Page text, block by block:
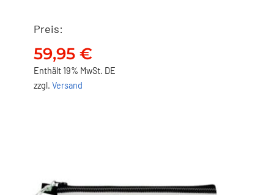
59,95
Preis:
59,95 €
Enthält 19% MwSt. DE
zzgl. Versand